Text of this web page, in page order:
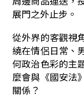
展門之外止步。
從外界的客觀視
繞在情侶日常、
何政治色彩的主
麼會與《國安法
關係？